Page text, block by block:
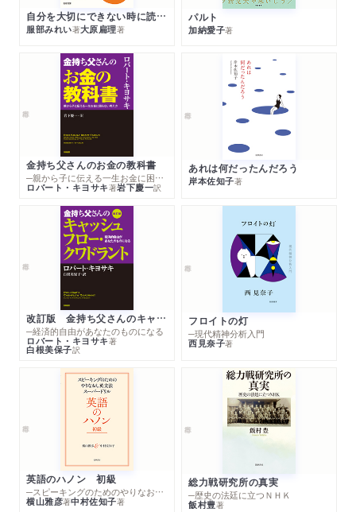
自分を大切にできない時に読む本
服部みれい著大原扁理著
パルト
加納愛子著
金持ち父さんのお金の教科書
─親から子に伝える一生お金に困らない考え方
ロバート・キヨサキ著岩下慶一訳
あれは何だったんだろう
岸本佐知子著
改訂版 金持ち父さんのキャッシュフロー・クワドラント
─経済的自由があなたのものになる
ロバート・キヨサキ著
白根美保子訳
フロイトの灯
─現代精神分析入門
西見奈子著
英語のハノン 初級
─スピーキングのためのやりなおし英文法スーパードリル
横山雅彦著中村佐知子著
総力戦研究所の真実
─歴史の法廷に立つＮＨＫ
飯村豊著